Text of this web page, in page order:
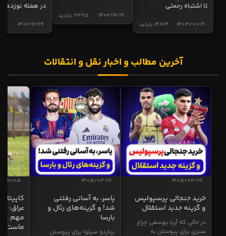
تا اشتباه رحمتی
14813 بازدید 1403/01/19
7375 بازدید 1402/12/19
در هفته نوزدهم
1402/12/19
آخرین مطالب و اخبار نقل و انتقالات
1405/03/19
خرید جنجالی پرسپولیس
و گزینه جدید استقلال
در حالی که آریا یوسفی چراغ
سبزی برای پیوستن به
1405/03/12
یاسر، به آسانی رفتنی
شد! و گزینه‌های رئال و
بارسا
برناردو سیلوا برای پیوستن
11/05
عراق:
مهم و
ماست